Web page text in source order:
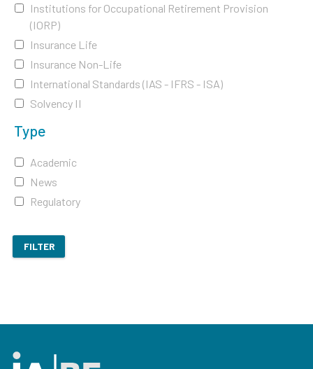
Institutions for Occupational Retirement Provision
(IORP)
Insurance Life
Insurance Non-Life
International Standards (IAS - IFRS - ISA)
Solvency II
Type
Academic
News
Regulatory
FILTER